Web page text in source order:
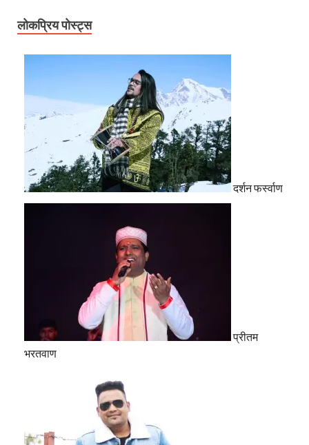
लोकप्रिय पोस्ट्स
दर्शन फर्स्वाण
प्रीतम
भरतवाण